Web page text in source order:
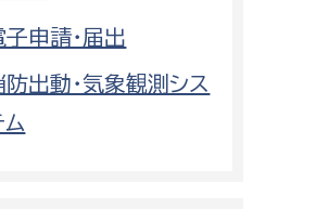
政策課
子申請・届出
防出動・気象観測シス
ム